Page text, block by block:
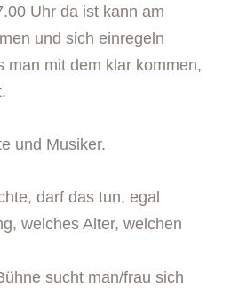
Uhr da ist kann am
und sich einregeln
man mit dem klar kommen,
und Musiker.
darf das tun, egal
welches Alter, welchen
sucht man/frau sich